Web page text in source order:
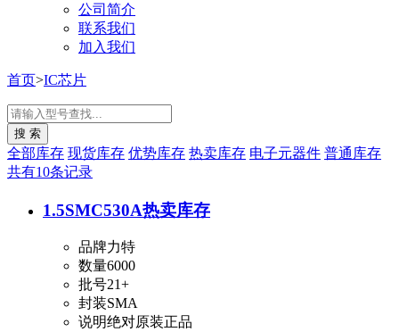
公司简介
联系我们
加入我们
首页>IC芯片
全部库存 现货库存 优势库存 热卖库存 电子元器件 普通库存
共有10条记录
1.5SMC530A热卖库存
品牌力特
数量6000
批号21+
封装SMA
说明绝对原装正品